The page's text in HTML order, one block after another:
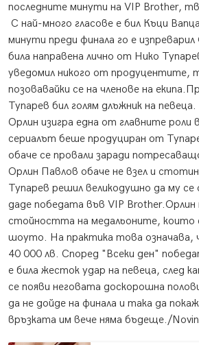
последните минути на VIP Brother,
С най-много гласове е бил Къци
минути преди финала го е
била направена лично от Нико
уведомил никого от продуцентите,
позовавайки се на членове на екипа.
Тупарев бил голям длъжник на
Орлин изигра една от главните
сериалът беше продуциран от
обаче се провали заради
Орлин Павлов обаче не взел и
Тупарев решил великодушно да му
даде победата във VIP Brother.Орлин
стойността на медальоните, които
шоуто. На практика това означава,
40 000 лв. Според "Всеки ден"
е била жесток удар на певеца, след
се появи неговата доскорошна
да не дойде на финала и така да
връзката им вече няма бъдеще./